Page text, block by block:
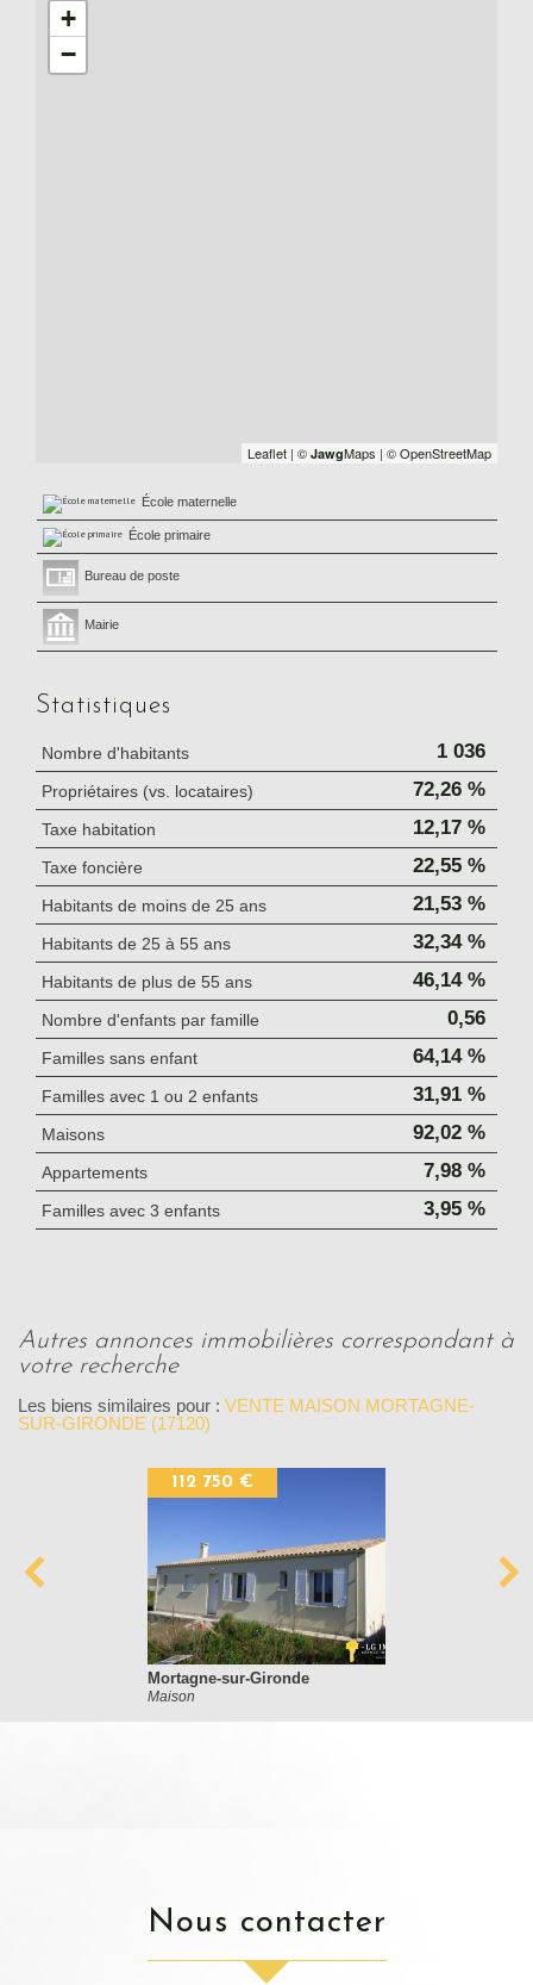
+
−
Leaflet | © JawgMaps | © OpenStreetMap
École maternelle
École primaire
Bureau de poste
Mairie
Statistiques
Nombre d'habitants 1 036
Propriétaires (vs. locataires) 72,26 %
Taxe habitation 12,17 %
Taxe foncière 22,55 %
Habitants de moins de 25 ans 21,53 %
Habitants de 25 à 55 ans 32,34 %
Habitants de plus de 55 ans 46,14 %
Nombre d'enfants par famille 0,56
Familles sans enfant 64,14 %
Familles avec 1 ou 2 enfants 31,91 %
Maisons 92,02 %
Appartements 7,98 %
Familles avec 3 enfants 3,95 %
autres annonces immobilières correspondant à
votre recherche
Les biens similaires pour : VENTE MAISON MORTAGNE-
SUR-GIRONDE (17120)
112 750 €
Mortagne-sur-Gironde
Maison
nous contacter